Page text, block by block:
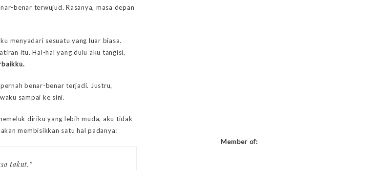
benar terwujud. Rasanya, masa depan
menyadari sesuatu yang luar biasa.
itu. Hal-hal yang dulu aku tangisi,
benar-benar terjadi. Justru,
sampai ke sini.
diriku yang lebih muda, aku tidak
membisikkan satu hal padanya:
takut.”
Member of: